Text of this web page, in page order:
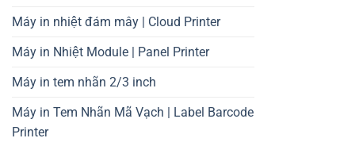
Máy in nhiệt đám mây | Cloud Printer
Máy in Nhiệt Module | Panel Printer
Máy in tem nhãn 2/3 inch
Máy in Tem Nhãn Mã Vạch | Label Barcode
Printer